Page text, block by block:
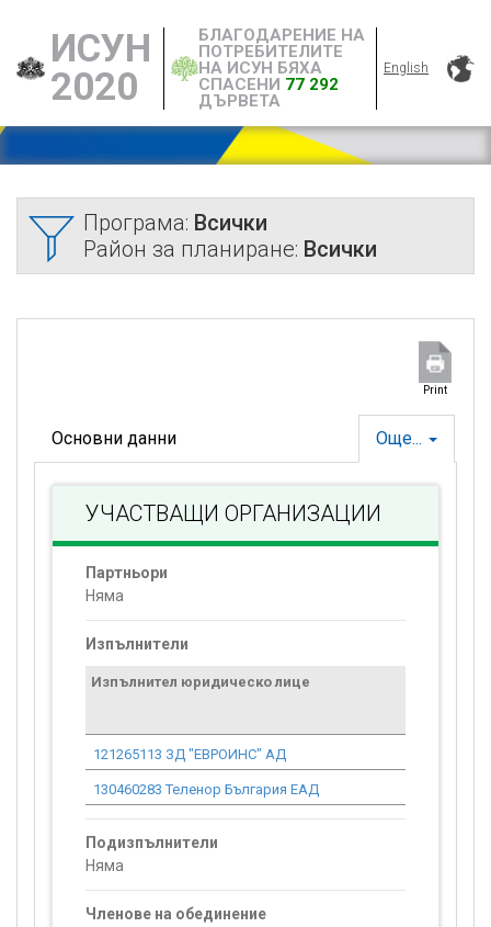
ИСУН
2020
БЛАГОДАРЕНИЕ НА
ПОТРЕБИТЕЛИТЕ
НА ИСУН БЯХА
СПАСЕНИ 77 292
ДЪРВЕТА
English
Програма: Всички
Район за планиране: Всички
Print
Още...
Основни данни
УЧАСТВАЩИ ОРГАНИЗАЦИИ
Партньори
Няма
Изпълнители
Изпълнител юридическо лице
121265113 ЗД "ЕВРОИНС" АД
130460283 Теленор България ЕАД
Подизпълнители
Няма
Членове на обединение